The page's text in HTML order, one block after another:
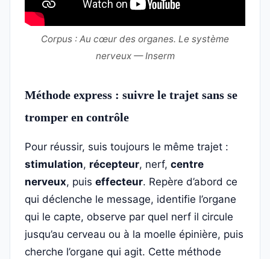
Corpus : Au cœur des organes. Le système
nerveux — Inserm
Méthode express : suivre le trajet sans se
tromper en contrôle
Pour réussir, suis toujours le même trajet :
stimulation, récepteur, nerf, centre
nerveux, puis effecteur. Repère d’abord ce
qui déclenche le message, identifie l’organe
qui le capte, observe par quel nerf il circule
jusqu’au cerveau ou à la moelle épinière, puis
cherche l’organe qui agit. Cette méthode